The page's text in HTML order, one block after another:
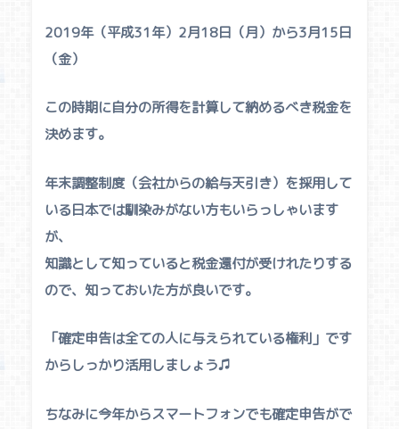
2019年（平成31年）2月18日（月）から3月15日
（金）
この時期に自分の所得を計算して納めるべき税金を
決めます。
年末調整制度（会社からの給与天引き）を採用して
いる日本では馴染みがない方もいらっしゃいます
が、
知識として知っていると税金還付が受けれたりする
ので、知っておいた方が良いです。
「確定申告は全ての人に与えられている権利」です
からしっかり活用しましょう♫
ちなみに今年からスマートフォンでも確定申告がで